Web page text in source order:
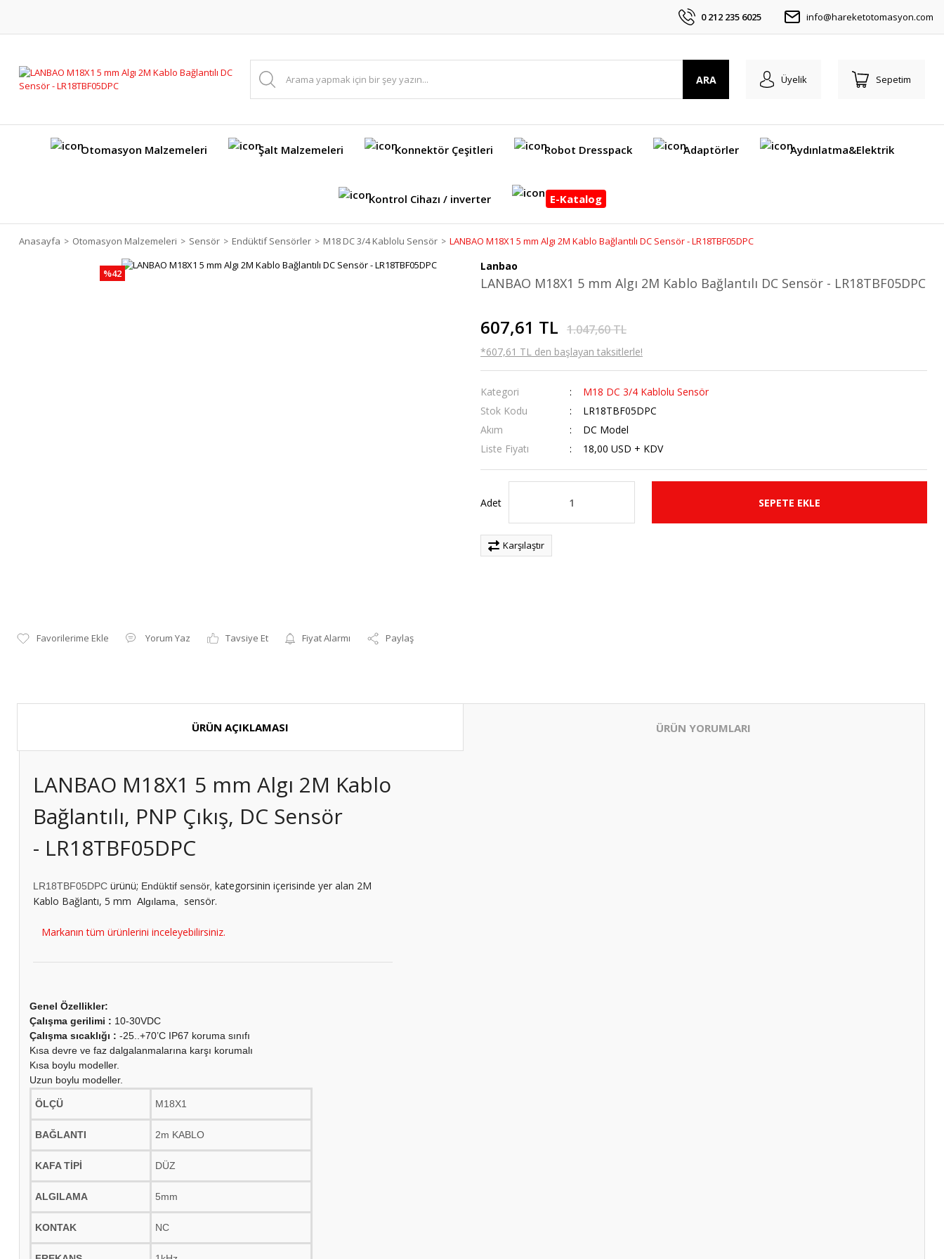
0 212 235 6025 info@hareketotomasyon.com
ARA Üyelik Sepetim
Otomasyon Malzemeleri Şalt Malzemeleri Konnektör Çeşitleri Robot Dresspack Adaptörler Aydınlatma&Elektrik
Kontrol Cihazı / inverter E-Katalog
Anasayfa Otomasyon Malzemeleri Sensör Endüktif Sensörler M18 DC 3/4 Kablolu Sensör LANBAO M18X1 5 mm Algı 2M Kablo Bağlantılı DC Sensör - LR18TBF05DPC
%42
Yorum Yaz Tavsiye Et Fiyat Alarmı Paylaş
Lanbao
LANBAO M18X1 5 mm Algı 2M Kablo Bağlantılı DC Sensör - LR18TBF05DPC
607,61 TL 1.047,60 TL
*607,61 TL den başlayan taksitlerle!
Kategori
M18 DC 3/4 Kablolu Sensör
Stok Kodu
LR18TBF05DPC
Akım
DC Model
Liste Fiyatı
18,00 USD + KDV
Adet SEPETE EKLE
Karşılaştır
ÜRÜN AÇIKLAMASI ÜRÜN YORUMLARI
LANBAO M18X1 5 mm Algı 2M Kablo
Bağlantılı, PNP Çıkış, DC Sensör
- LR18TBF05DPC
LR18TBF05DPC ürünü; Endüktif sensör, kategorsinin içerisinde yer alan 2M
Kablo Bağlantı, 5 mm Algılama, sensör.
Markanın tüm ürünlerini inceleyebilirsiniz.
Genel Özellikler:
Çalışma gerilimi : 10-30VDC
Çalışma sıcaklığı : -25..+70’C IP67 koruma sınıfı
Kısa devre ve faz dalgalanmalarına karşı korumalı
Kısa boylu modeller.
Uzun boylu modeller.
ÖLÇÜ M18X1
BAĞLANTI 2m KABLO
KAFA TİPİ DÜZ
ALGILAMA 5mm
KONTAK NC